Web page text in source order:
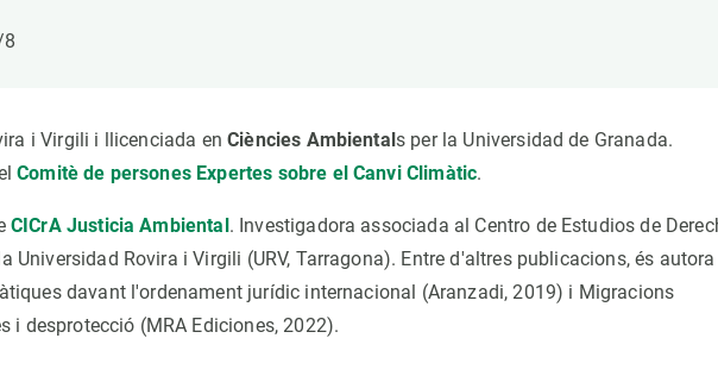
8
i Virgili i llicenciada enCiències Ambientals per la Universidad de Granada.
Comitè de persones Expertes sobre el Canvi Climàtic.
CICrA Justicia Ambiental. Investigadora associada al Centro de Estudios de
Universidad Rovira i Virgili (URV, Tarragona). Entre d'altres publicacions, és
davant l'ordenament jurídic internacional (Aranzadi, 2019) i Migracions
i desprotecció (MRA Ediciones, 2022).
T’oferim formació